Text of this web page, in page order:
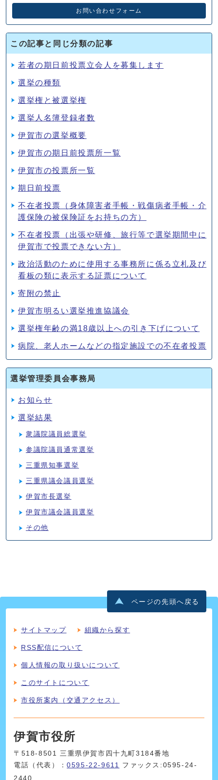
お問い合わせフォーム
この記事と同じ分類の記事
若者の期日前投票立会人を募集します
選挙の種類
選挙権と被選挙権
選挙人名簿登録者数
伊賀市の選挙概要
伊賀市の期日前投票所一覧
伊賀市の投票所一覧
期日前投票
不在者投票（身体障害者手帳・戦傷病者手帳・介
護保険の被保険証をお持ちの方）
不在者投票（出張や研修、旅行等で選挙期間中に
伊賀市で投票できない方）
政治活動のために使用する事務所に係る立札及び
看板の類に表示する証票について
寄附の禁止
伊賀市明るい選挙推進協議会
選挙権年齢の満18歳以上への引き下げについて
病院、老人ホームなどの指定施設での不在者投票
選挙管理委員会事務局
お知らせ
選挙結果
衆議院議員総選挙
参議院議員通常選挙
三重県知事選挙
三重県議会議員選挙
伊賀市長選挙
伊賀市議会議員選挙
その他
ページの先頭へ戻る
サイトマップ 組織から探す
RSS配信について
個人情報の取り扱いについて
このサイトについて
市役所案内（交通アクセス）
伊賀市役所
〒518-8501 三重県伊賀市四十九町3184番地
電話（代表）：0595-22-9611
ファックス:0595-24-
2440